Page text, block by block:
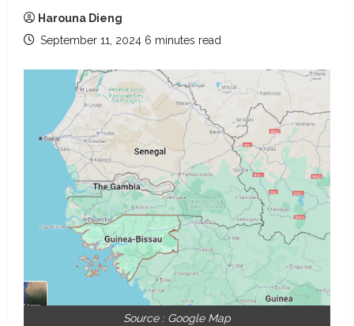
Harouna Dieng
September 11, 2024 6 minutes read
Source : Google Map